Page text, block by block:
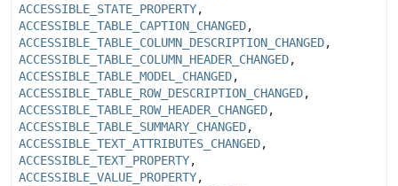
ACCESSIBLE_STATE_PROPERTY,
ACCESSIBLE_TABLE_CAPTION_CHANGED,
ACCESSIBLE_TABLE_COLUMN_DESCRIPTION_CHANGED,
ACCESSIBLE_TABLE_COLUMN_HEADER_CHANGED,
ACCESSIBLE_TABLE_MODEL_CHANGED,
ACCESSIBLE_TABLE_ROW_DESCRIPTION_CHANGED,
ACCESSIBLE_TABLE_ROW_HEADER_CHANGED,
ACCESSIBLE_TABLE_SUMMARY_CHANGED,
ACCESSIBLE_TEXT_ATTRIBUTES_CHANGED,
ACCESSIBLE_TEXT_PROPERTY,
ACCESSIBLE_VALUE_PROPERTY,